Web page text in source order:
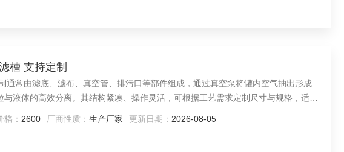
槽 支持定制
通常由滤底、滤布、真空管、排污口等部件组成，通过真空泵将罐内空气抽出形成
液体的高效分离。其结构紧凑、操作灵活，可根据工艺需求定制尺寸与规格，适用
格： 2600 厂商性质： 生产厂家 更新日期： 2026-08-05